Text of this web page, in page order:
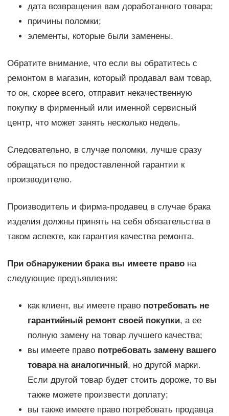
дата возвращения вам доработанного товара;
причины поломки;
элементы, которые были заменены.
Обратите внимание, что если вы обратитесь с
ремонтом в магазин, который продавал вам товар,
то он, скорее всего, отправит некачественную
покупку в фирменный или именной сервисный
центр, что может занять несколько недель.
Следовательно, в случае поломки, лучше сразу
обращаться по предоставленной гарантии к
производителю.
Производитель и фирма-продавец в случае брака
изделия должны принять на себя обязательства в
таком аспекте, как гарантия качества ремонта.
При обнаружении брака вы имеете правона
следующие предъявления:
как клиент, вы имеете право потребовать не
гарантийный ремонт своей покупки, а ее
полную замену на товар лучшего качества;
вы имеете право потребовать замену вашего
товара на аналогичный, но другой марки.
Если другой товар будет стоить дороже, то вы
также можете произвести доплату;
вы также имеете право потребовать продавца